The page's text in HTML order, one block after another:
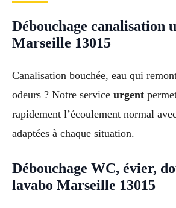
Débouchage canalisation
Marseille 13015
Canalisation bouchée, eau qui
odeurs ? Notre service urgent
rapidement l’écoulement normal
adaptées à chaque situation.
Débouchage WC, évier,
lavabo Marseille 13015